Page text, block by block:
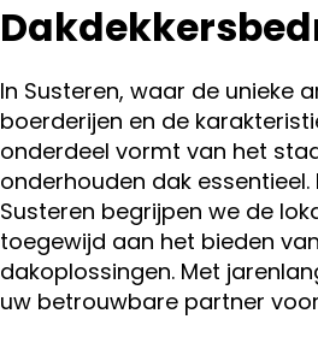
In Susteren, waar de unieke
boerderijen en de
onderdeel vormt van het
onderhouden dak essentieel.
Susteren begrijpen we de
toegewijd aan het bieden
dakoplossingen. Met
uw betrouwbare partner